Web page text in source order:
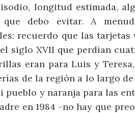
longitud estimada,
que debo evitar. A
recuerdo que las
siglo XVII que perdían
eran para Luis y
de la región a lo largo
pueblo y naranja para las
en 1984 -no hay que